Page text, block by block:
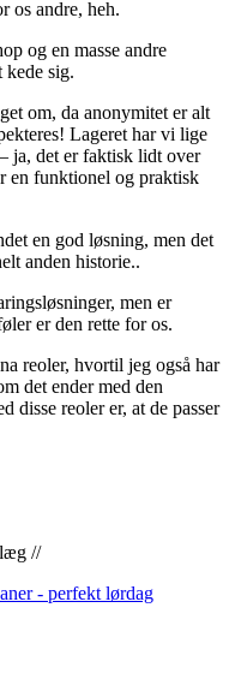
os andre, heh.
og en masse andre
kede sig.
om, da anonymitet er alt
Lageret har vi lige
ja, det er faktisk lidt over
en funktionel og praktisk
en god løsning, men det
anden historie..
men er
er den rette for os.
reoler, hvortil jeg også har
det ender med den
disse reoler er, at de passer
//
- perfekt lørdag